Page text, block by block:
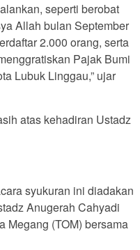
seperti berobat
Allah bulan September
2.000 orang, serta
Pajak Bumi
Lubuk Linggau,” ujar
atas kehadiran Ustadz
syukuran ini diadakan
Anugerah Cahyadi
Megang (TOM) bersama